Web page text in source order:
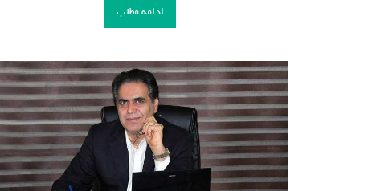
ادامه مطلب